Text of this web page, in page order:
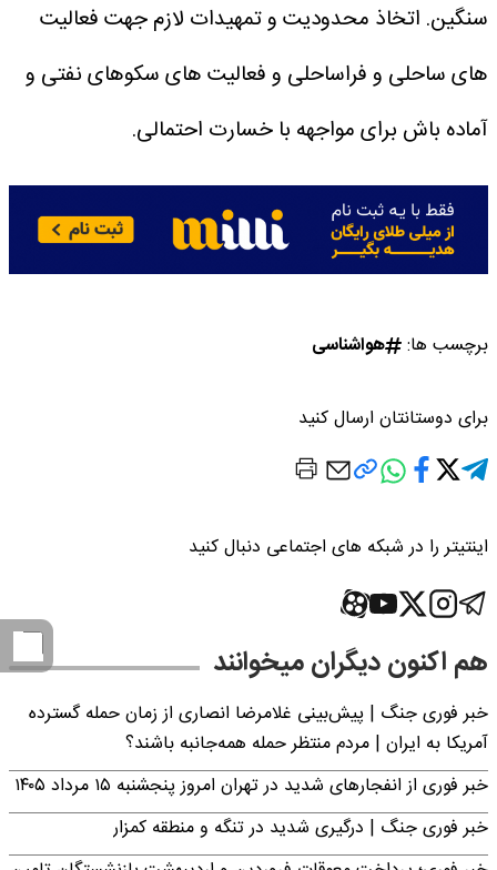
سنگین. اتخاذ محدودیت و تمهیدات لازم جهت فعالیت
های ساحلی و فراساحلی و فعالیت های سکوهای نفتی و
آماده باش برای مواجهه با خسارت احتمالی.
برچسب ها: هواشناسی
برای دوستانتان ارسال کنید
اینتیتر را در شبکه های اجتماعی دنبال کنید
هم اکنون دیگران میخوانند
خبر فوری جنگ | پیش‌بینی غلامرضا انصاری از زمان حمله گسترده
آمریکا به ایران | مردم منتظر حمله همه‌جانبه باشند؟
خبر فوری از انفجارهای شدید در تهران امروز پنجشنبه ۱۵ مرداد ۱۴۰۵
خبر فوری جنگ | درگیری شدید در تنگه و منطقه کمزار